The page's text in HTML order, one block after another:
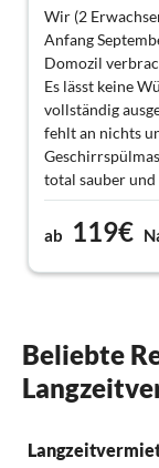
Wir (2
Anfang
Domozil
Es lässt keine
vollständig
fehlt an nichts
total sauber
Fliegengitter in
schätzen.
absolut gut
ab 119€
Beliebte